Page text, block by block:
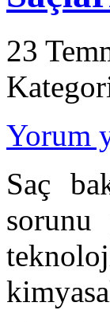
23
Yorum
Saç
sorunu